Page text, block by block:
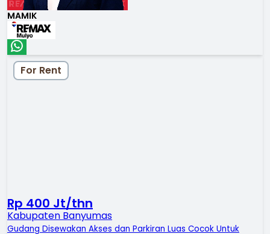
MAMIK
For Rent
Rp 400 Jt/thn
Kabupaten Banyumas
Gudang Disewakan Akses dan Parkiran Luas Cocok Untuk